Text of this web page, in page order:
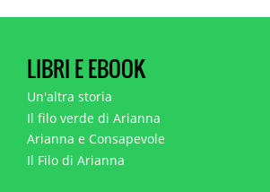
LIBRI E EBOOK
Un'altra storia
Il filo verde di Arianna
Arianna e Consapevole
Il Filo di Arianna